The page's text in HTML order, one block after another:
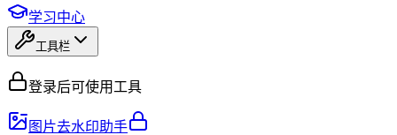
学习中心
工具栏
登录后可使用工具
图片去水印助手